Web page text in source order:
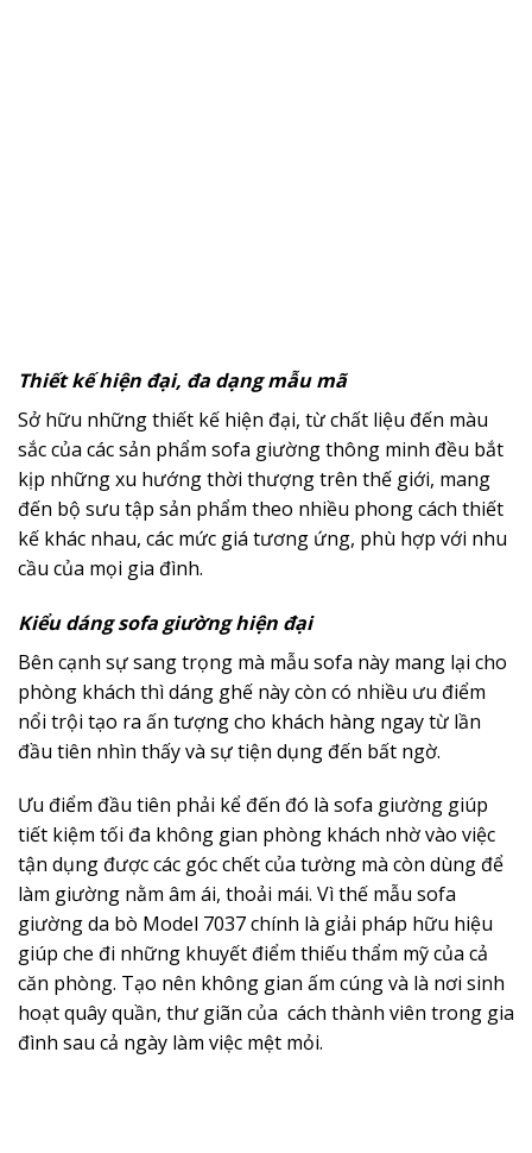
Thiết kế hiện đại, đa dạng mẫu mã
Sở hữu những thiết kế hiện đại, từ chất liệu đến màu
sắc của các sản phẩm sofa giường thông minh đều bắt
kịp những xu hướng thời thượng trên thế giới, mang
đến bộ sưu tập sản phẩm theo nhiều phong cách thiết
kế khác nhau, các mức giá tương ứng, phù hợp với nhu
cầu của mọi gia đình.
Kiểu dáng sofa giường hiện đại
Bên cạnh sự sang trọng mà mẫu sofa này mang lại cho
phòng khách thì dáng ghế này còn có nhiều ưu điểm
nổi trội tạo ra ấn tượng cho khách hàng ngay từ lần
đầu tiên nhìn thấy và sự tiện dụng đến bất ngờ.
Ưu điểm đầu tiên phải kể đến đó là sofa giường giúp
tiết kiệm tối đa không gian phòng khách nhờ vào việc
tận dụng được các góc chết của tường mà còn dùng để
làm giường nằm âm ái, thoải mái. Vì thế mẫu sofa
giường da bò Model 7037 chính là giải pháp hữu hiệu
giúp che đi những khuyết điểm thiếu thẩm mỹ của cả
căn phòng. Tạo nên không gian ấm cúng và là nơi sinh
hoạt quây quần, thư giãn của cách thành viên trong gia
đình sau cả ngày làm việc mệt mỏi.